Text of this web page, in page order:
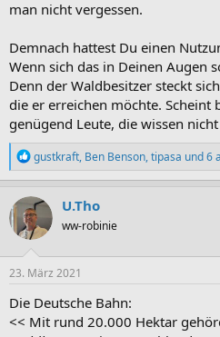
erkennbar. In dieser Zeit wurden ca
gut bezeichnen.
man nicht vergessen.
Demnach hattest Du einen
Wenn sich das in Deinen Augen
Denn der Waldbesitzer steckt
die er erreichen möchte. Scheint
genügend Leute, die wissen
R
e
a
k
t
i
o
n
e
:
gustkraft, Ben Benson,tipasa und 6
U.Tho
ww-robinie
23. März 2021
Die Deutsche Bahn:
<< Mit rund 20.000 Hektar